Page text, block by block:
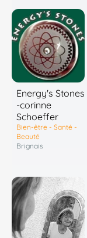
Energy's Stones
-corinne
Schoeffer
Bien-être - Santé -
Beauté
Brignais